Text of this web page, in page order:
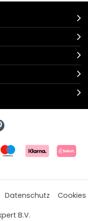
Datenschutz
Cookies
B.V.